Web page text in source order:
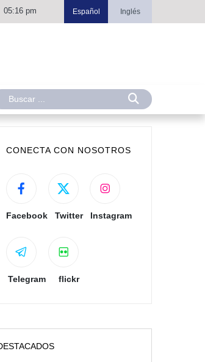
05:16 pm Español Inglés
CONECTA CON NOSOTROS
Facebook Twitter Instagram
Telegram flickr